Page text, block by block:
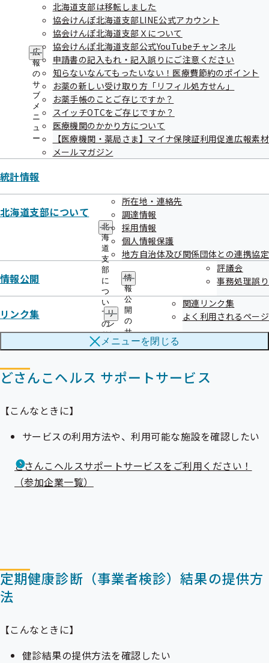
広
報
の
サ
ブ
メ
ニ
ュ
ー
北海道支部は移転しました
協会けんぽ北海道支部LINE公式アカウント
協会けんぽ北海道支部Ｘについて
協会けんぽ北海道支部公式YouTubeチャンネル
申請書の記入もれ・記入誤りにご注意ください
知らないなんてもったいない！医療費節約のポイント
お薬の新しい受け取り方「リフィル処方せん」
お薬手帳のことご存じですか？
スイッチOTCをご存じですか？
医療機関のかかり方について
【医療機関・薬局さま】マイナ保険証利用促進広報素材
メールマガジン
統計情報
北海道支部について
北
海
道
支
部
に
つ
い
て
の
サ
ブ
ュ
所在地・連絡先
調達情報
採用情報
個人情報保護
地方自治体及び関係団体との連携協定
情報公開
情
報
公
開
の
サ
ブ
メ
ュ
評議会
事務処理誤り
リンク集
リ
ン
ク
集
ブ
関連リンク集
よく利用されるページ
メニューを閉じる
健康保険委員の新規登録や、変更をしたい
健康保険委員登録済の事業所名称、所在地、電話番号
等を変更したい
健康保険委員（健康保険サポーター）を募集しています
健康事業所宣言
【こんなときに】
健康事業所宣言のエントリーをしたい
健康事業所宣言について知りたい
始めよう！健康事業所宣言！
どさんこヘルス サポートサービス
【こんなときに】
サービスの利用方法や、利用可能な施設を確認したい
どさんこヘルスサポートサービスをご利用ください！
（参加企業一覧）
定期健康診断（事業者検診）結果の提供方
法
【こんなときに】
健診結果の提供方法を確認したい